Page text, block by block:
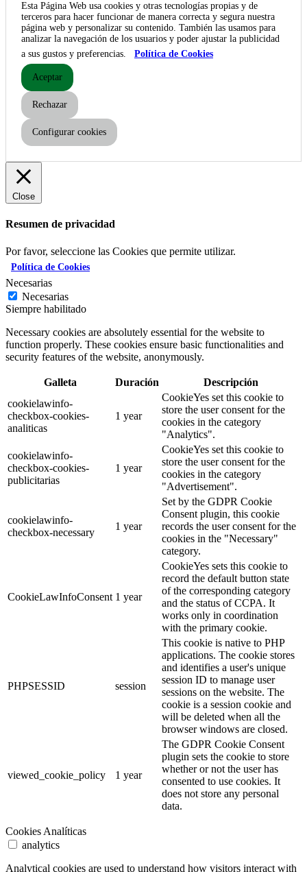
Esta Página Web usa cookies y otras tecnologías propias y de
terceros para hacer funcionar de manera correcta y segura nuestra
página web y personalizar su contenido. También las usamos para
analizar la navegación de los usuarios y poder ajustar la publicidad
a sus gustos y preferencias.
Política de Cookies
Aceptar
Rechazar
Configurar cookies
Close
Resumen de privacidad
Por favor, seleccione las Cookies que permite utilizar.
Política de Cookies
Necesarias
Necesarias
Siempre habilitado
Necessary cookies are absolutely essential for the website to
function properly. These cookies ensure basic functionalities and
security features of the website, anonymously.
Galleta Duración
Descripción
cookielawinfo-
checkbox-cookies-
analiticas
1 year
CookieYes set this cookie to
store the user consent for the
cookies in the category
"Analytics".
cookielawinfo-
checkbox-cookies-
publicitarias
1 year
CookieYes set this cookie to
store the user consent for the
cookies in the category
"Advertisement".
cookielawinfo-
checkbox-necessary
1 year
Set by the GDPR Cookie
Consent plugin, this cookie
records the user consent for the
cookies in the "Necessary"
category.
CookieLawInfoConsent 1 year
CookieYes sets this cookie to
record the default button state
of the corresponding category
and the status of CCPA. It
works only in coordination
with the primary cookie.
PHPSESSID session
This cookie is native to PHP
applications. The cookie stores
and identifies a user's unique
session ID to manage user
sessions on the website. The
cookie is a session cookie and
will be deleted when all the
browser windows are closed.
viewed_cookie_policy 1 year
The GDPR Cookie Consent
plugin sets the cookie to store
whether or not the user has
consented to use cookies. It
does not store any personal
data.
Cookies Analíticas
analytics
Analytical cookies are used to understand how visitors interact with